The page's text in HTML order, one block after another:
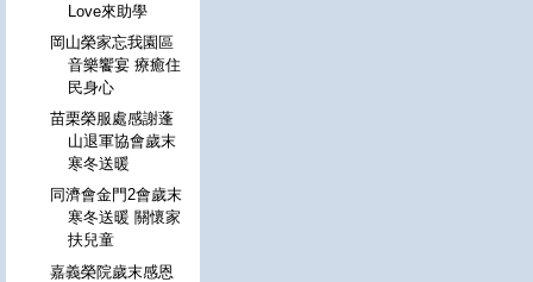
Love來助學
岡山榮家忘我園區
音樂饗宴 療癒住
民身心
苗栗榮服處感謝蓬
山退軍協會歲末
寒冬送暖
同濟會金門2會歲末
寒冬送暖 關懷家
扶兒童
嘉義榮院歲末感恩